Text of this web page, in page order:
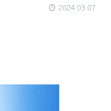
2024.03.07